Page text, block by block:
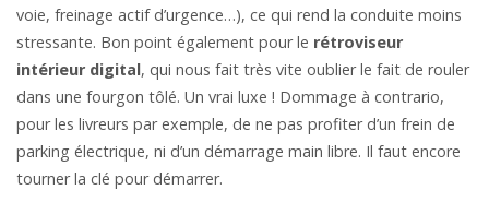
voie, freinage actif d’urgence…), ce qui rend la conduite moins
stressante. Bon point également pour le rétroviseur
intérieur digital, qui nous fait très vite oublier le fait de rouler
dans une fourgon tôlé. Un vrai luxe ! Dommage à contrario,
pour les livreurs par exemple, de ne pas profiter d’un frein de
parking électrique, ni d’un démarrage main libre. Il faut encore
tourner la clé pour démarrer.